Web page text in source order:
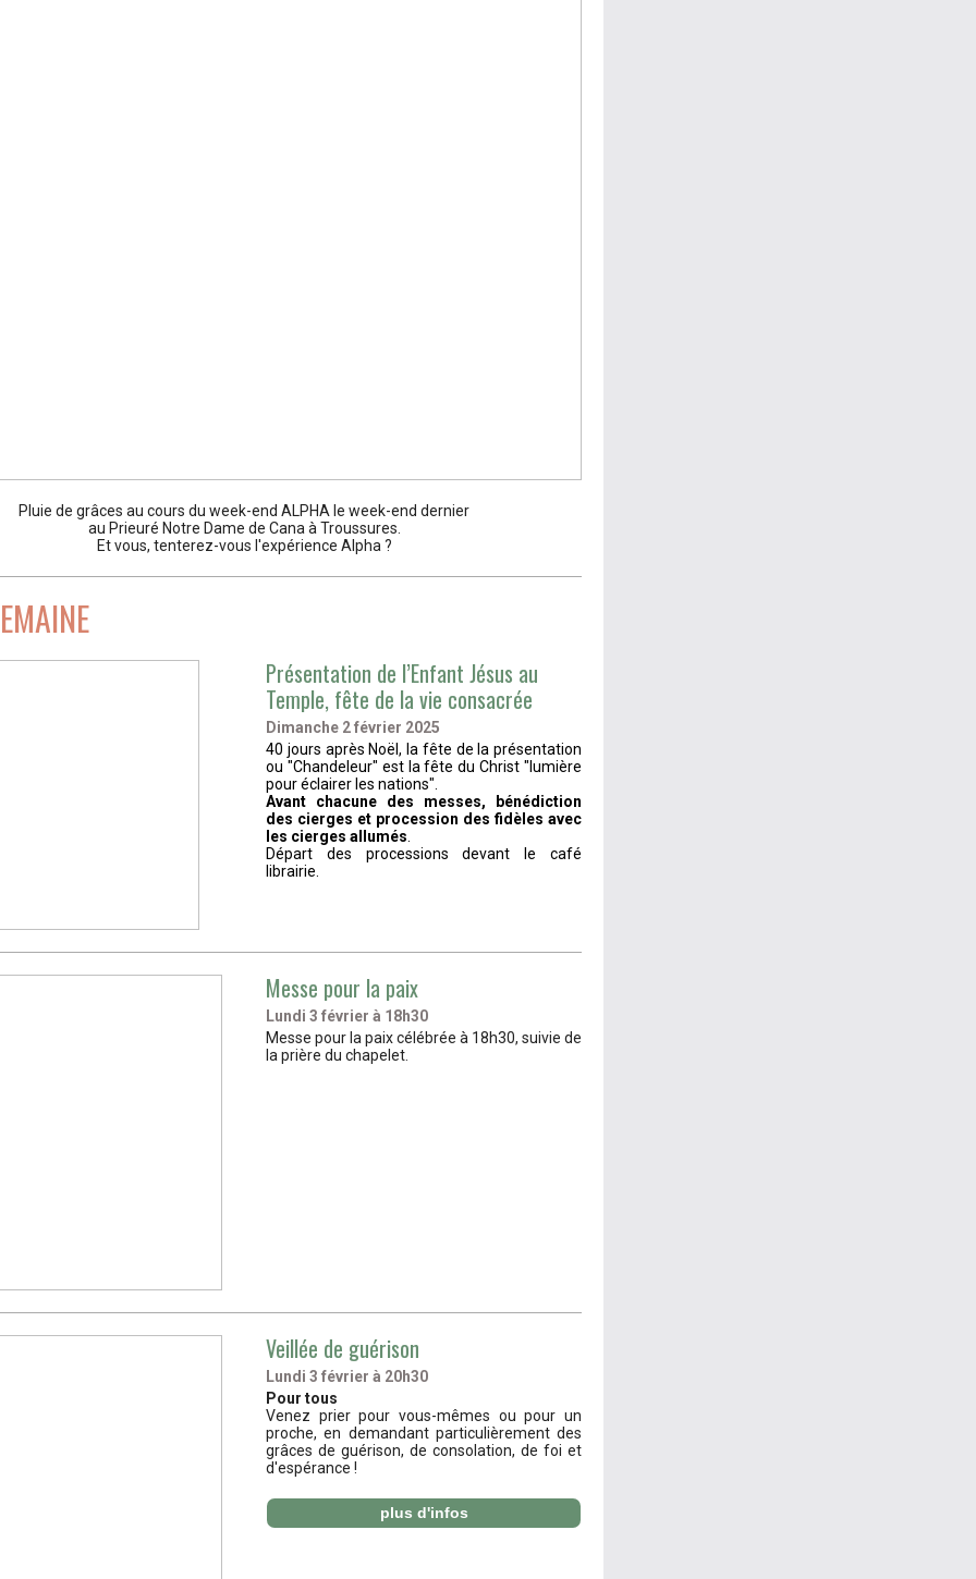
Pluie de grâces au cours du week-end ALPHA le week-end dernier
au Prieuré Notre Dame de Cana à Troussures.
Et vous, tenterez-vous l'expérience Alpha ?
Présentation de l’Enfant Jésus au
Temple, fête de la vie consacrée
Dimanche 2 février 2025
40 jours après Noël, la fête de la présentation
ou "Chandeleur" est la fête du Christ "lumière
pour éclairer les nations".
Avant chacune des messes, bénédiction
des cierges et procession des fidèles avec
les cierges allumés
Départ des processions devant le café
librairie.
Messe pour la paix
Lundi 3 février à 18h30
Messe pour la paix célébrée à 18h30, suivie de
la prière du chapelet.
Veillée de guérison
Lundi 3 février à 20h30
Pour tous
Venez prier pour vous-mêmes ou pour un
proche, en demandant particulièrement des
grâces de guérison, de consolation, de foi et
d'espérance !
plus d'infos